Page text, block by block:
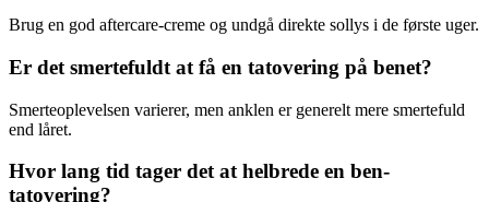
Brug en god aftercare-creme og undgå direkte sollys i de første uger.
Er det smertefuldt at få en tatovering på benet?
Smerteoplevelsen varierer, men anklen er generelt mere smertefuld
end låret.
Hvor lang tid tager det at helbrede en ben-
tatovering?